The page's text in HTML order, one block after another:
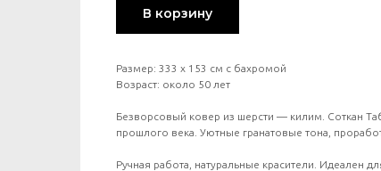
В корзину
Размер: 333 х 153 см с бахромой
Возраст: около 50 лет
Безворсовый ковер из шерсти — килим. Соткан
прошлого века. Уютные гранатовые тона,
Ручная работа, натуральные красители. Идеален